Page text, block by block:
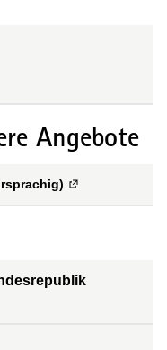
Angebote
Externe